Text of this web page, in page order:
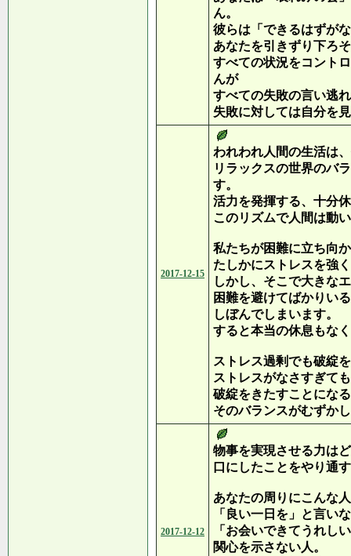
ん。
彼らは「できるはずが
あなたを引きずり下ろ
すべての状況をコント
んが
すべての失敗の言い逃
失敗に対しては自分を
2017-12-15
われわれ人間の生活は
リラックスの世界のバ
す。
活力を発揮する、十分
このリズムで人間は動
私たちが困難に立ち向
たしかにストレスを強
しかし、そこで大きな
困難を避けてばかりい
しぼんでしまいます。
すると本当の休息もな
ストレス過剰でも破綻
ストレスがなさすぎて
破綻をきたすことにな
そのバランスがむずか
2017-12-12
物事を実現させる力は
口にしたことをやり通
あなたの周りにこんな
「良い一日を」と言い
「お会いできてうれし
関心を示さない人。